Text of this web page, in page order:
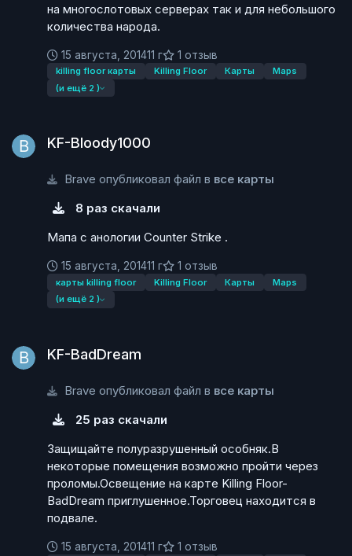
на многослотовых серверах так и для небольшого
количества народа.
15 августа, 201411 г 1 отзыв
killing floor карты Killing Floor Карты
Maps
(и ещё 2 )
KF-Bloody1000
Brave опубликовал файл в все карты
8 раз скачали
Мапа с анологии Counter Strike .
15 августа, 201411 г 1 отзыв
карты killing floor Killing Floor Карты
Maps
(и ещё 2 )
KF-BadDream
Brave опубликовал файл в все карты
25 раз скачали
Защищайте полуразрушенный особняк.В
некоторые помещения возможно пройти через
проломы.Освещение на карте Killing Floor-
BadDream приглушенное.Торговец находится в
подвале.
15 августа, 201411 г 1 отзыв